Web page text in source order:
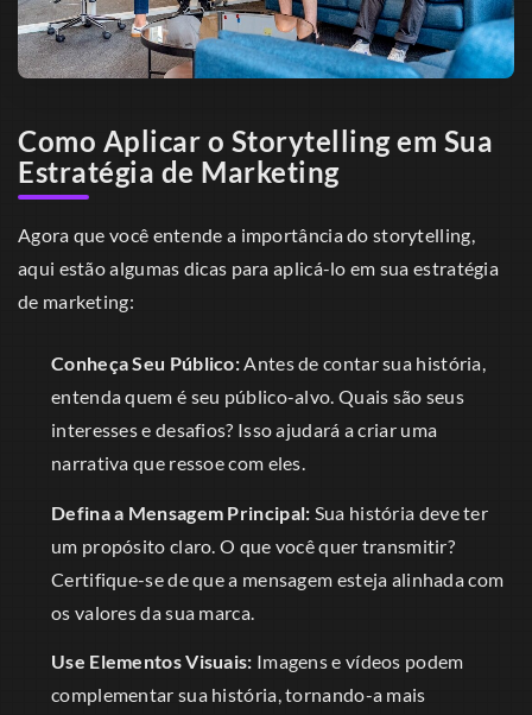
Como Aplicar o Storytelling em Sua
Estratégia de Marketing
Agora que você entende a importância do storytelling,
aqui estão algumas dicas para aplicá-lo em sua estratégia
de marketing:
Conheça Seu Público:Antes de contar sua história,
entenda quem é seu público-alvo. Quais são seus
interesses e desafios? Isso ajudará a criar uma
narrativa que ressoe com eles.
Defina a Mensagem Principal: Sua história deve ter
um propósito claro. O que você quer transmitir?
Certifique-se de que a mensagem esteja alinhada com
os valores da sua marca.
Use Elementos Visuais: Imagens e vídeos podem
complementar sua história, tornando-a mais